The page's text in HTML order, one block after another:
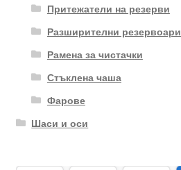
Притежатели на резерви
Разширителни резервоари
Рамена за чистачки
Стъклена чаша
Фарове
Шаси и оси